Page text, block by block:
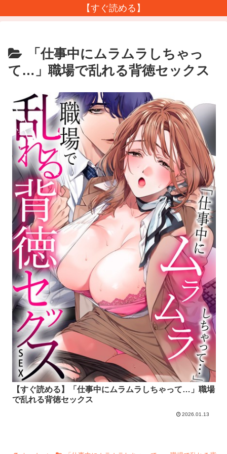
【すぐ読める】
「仕事中にムラムラしちゃっ
て…」職場で乱れる背徳セックス
【すぐ読める】「仕事中にムラムラしちゃって…」職場
で乱れる背徳セックス
2026.01.13